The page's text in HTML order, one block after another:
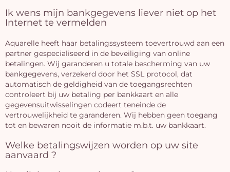
Ik wens mijn bankgegevens liever niet op het
Internet te vermelden
Aquarelle heeft haar betalingssysteem toevertrouwd aan een
partner gespecialiseerd in de beveiliging van online
betalingen. Wij garanderen u totale bescherming van uw
bankgegevens, verzekerd door het SSL protocol, dat
automatisch de geldigheid van de toegangsrechten
controleert bij uw betaling per bankkaart en alle
gegevensuitwisselingen codeert teneinde de
vertrouwelijkheid te garanderen. Wij hebben geen toegang
tot en bewaren nooit de informatie m.b.t. uw bankkaart.
Welke betalingswijzen worden op uw site
aanvaard ?